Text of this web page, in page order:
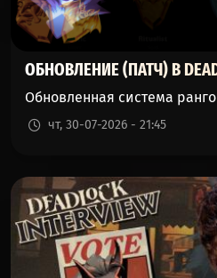
ОБНОВЛЕНИЕ (ПАТЧ) В
Обновленная система
чт, 30-07-2026 - 21:45